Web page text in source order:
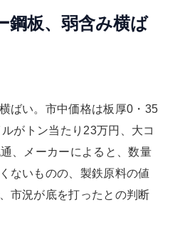
鋼板、弱含み横ば
ばい。市中価格は板厚0・35
がトン当たり23万円、大コ
、メーカーによると、数量
ないものの、製鉄原料の値
市況が底を打ったとの判断